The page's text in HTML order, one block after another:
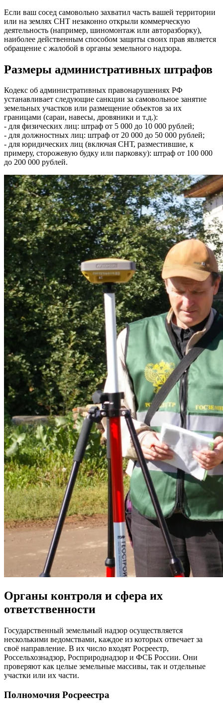
Если ваш сосед самовольно захватил часть вашей территории
или на землях СНТ незаконно открыли коммерческую
деятельность (например, шиномонтаж или авторазборку),
наиболее действенным способом защиты своих прав является
обращение с жалобой в органы земельного надзора.
Размеры административных штрафов
Кодекс об административных правонарушениях РФ
устанавливает следующие санкции за самовольное занятие
земельных участков или размещение объектов за их
границами (сараи, навесы, дровяники и т.д.):
- для физических лиц: штраф от 5 000 до 10 000 рублей;
- для должностных лиц: штраф от 20 000 до 50 000 рублей;
- для юридических лиц (включая СНТ, разместившие, к
примеру, сторожевую будку или парковку): штраф от 100 000
до 200 000 рублей.
Органы контроля и сфера их
ответственности
Государственный земельный надзор осуществляется
несколькими ведомствами, каждое из которых отвечает за
своё направление. В их число входят Росреестр,
Россельхознадзор, Росприроднадзор и ФСБ России. Они
проверяют как целые земельные массивы, так и отдельные
участки или их части.
Полномочия Росреестра